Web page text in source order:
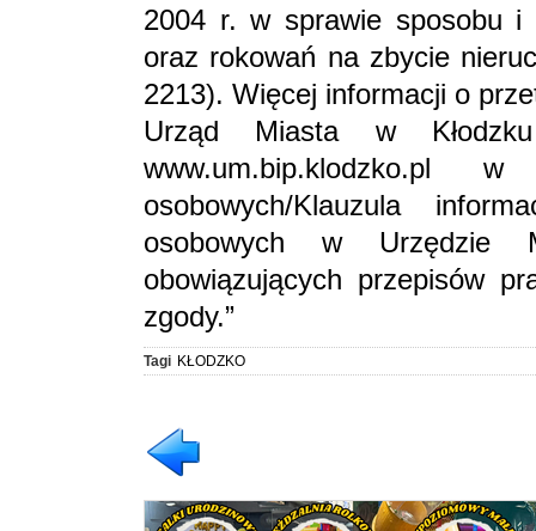
2004 r. w sprawie sposobu i
oraz rokowań na zbycie
2213). Więcej informacji o
Urząd Miasta w
www.um.bip.klodzko.pl
osobowych/Klauzula
osobowych w Urzędzie
obowiązujących przepisów
zgody.”
Tagi KŁODZKO